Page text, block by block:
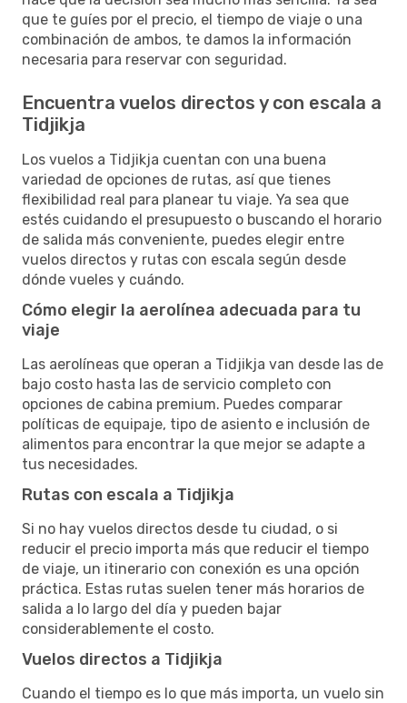
que te guíes por el precio, el tiempo de viaje o una
combinación de ambos, te damos la información
necesaria para reservar con seguridad.
Encuentra vuelos directos y con escala a
Tidjikja
Los vuelos a Tidjikja cuentan con una buena
variedad de opciones de rutas, así que tienes
flexibilidad real para planear tu viaje. Ya sea que
estés cuidando el presupuesto o buscando el horario
de salida más conveniente, puedes elegir entre
vuelos directos y rutas con escala según desde
dónde vueles y cuándo.
Cómo elegir la aerolínea adecuada para tu
viaje
Las aerolíneas que operan a Tidjikja van desde las de
bajo costo hasta las de servicio completo con
opciones de cabina premium. Puedes comparar
políticas de equipaje, tipo de asiento e inclusión de
alimentos para encontrar la que mejor se adapte a
tus necesidades.
Rutas con escala a Tidjikja
Si no hay vuelos directos desde tu ciudad, o si
reducir el precio importa más que reducir el tiempo
de viaje, un itinerario con conexión es una opción
práctica. Estas rutas suelen tener más horarios de
salida a lo largo del día y pueden bajar
considerablemente el costo.
Vuelos directos a Tidjikja
Cuando el tiempo es lo que más importa, un vuelo sin